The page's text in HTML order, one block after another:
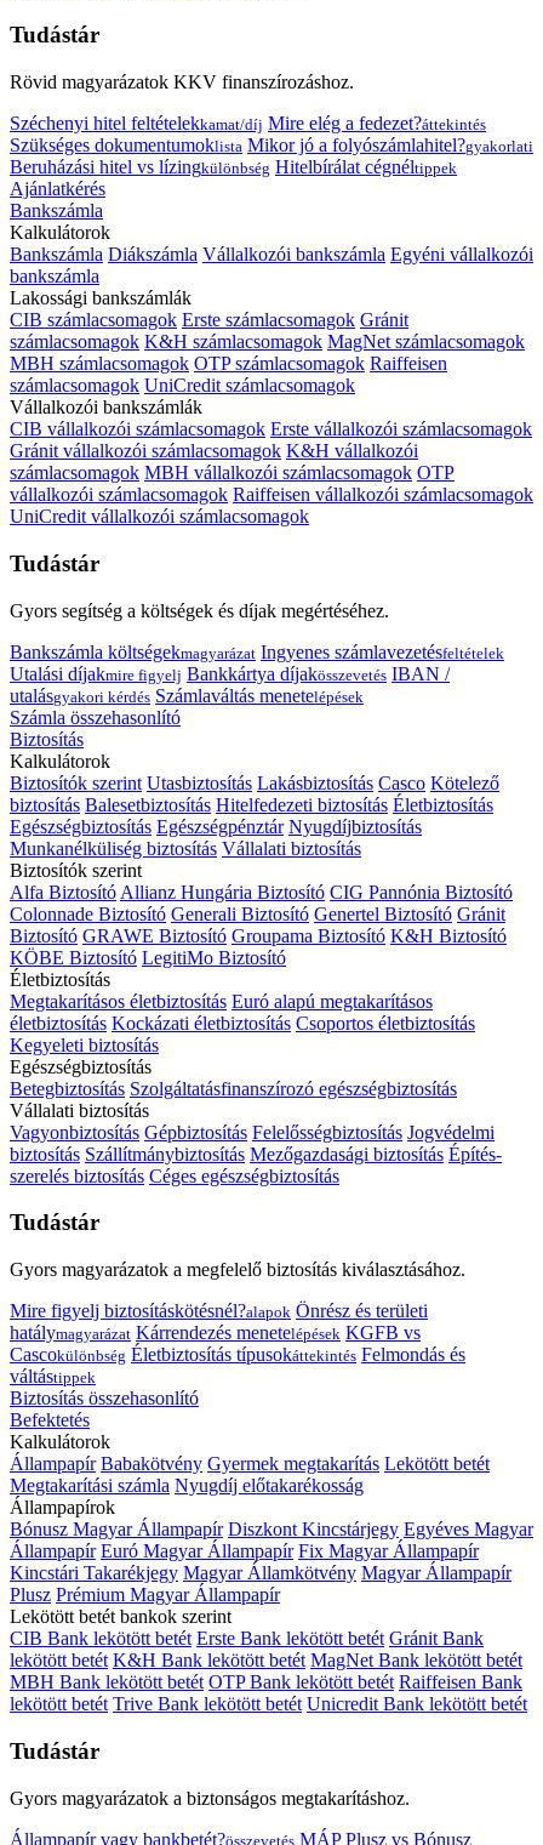
Tudástár
Rövid magyarázatok KKV finanszírozáshoz.
Széchenyi hitel feltételekkamat/díj Mire elég a fedezet?áttekintés
Szükséges dokumentumoklista Mikor jó a folyószámlahitel?gyakorlati
Beruházási hitel vs lízingkülönbség Hitelbírálat cégnéltippek
Ajánlatkérés
Bankszámla
Kalkulátorok
Bankszámla Diákszámla Vállalkozói bankszámla Egyéni vállalkozói
bankszámla
Lakossági bankszámlák
CIB számlacsomagok Erste számlacsomagok Gránit
számlacsomagok K&H számlacsomagok MagNet számlacsomagok
MBH számlacsomagok OTP számlacsomagok Raiffeisen
számlacsomagok UniCredit számlacsomagok
Vállalkozói bankszámlák
CIB vállalkozói számlacsomagok Erste vállalkozói számlacsomagok
Gránit vállalkozói számlacsomagok K&H vállalkozói
számlacsomagok MBH vállalkozói számlacsomagok OTP
vállalkozói számlacsomagok Raiffeisen vállalkozói számlacsomagok
UniCredit vállalkozói számlacsomagok
Tudástár
Gyors segítség a költségek és díjak megértéséhez.
Bankszámla költségekmagyarázat Ingyenes számlavezetésfeltételek
Utalási díjakmire figyelj Bankkártya díjakösszevetés IBAN /
utalásgyakori kérdés Számlaváltás menetelépések
Számla összehasonlító
Biztosítás
Kalkulátorok
Biztosítók szerint Utasbiztosítás Lakásbiztosítás Casco Kötelező
biztosítás Balesetbiztosítás Hitelfedezeti biztosítás Életbiztosítás
Egészségbiztosítás Egészségpénztár Nyugdíjbiztosítás
Munkanélküliség biztosítás Vállalati biztosítás
Biztosítók szerint
Alfa Biztosító Allianz Hungária Biztosító CIG Pannónia Biztosító
Colonnade Biztosító Generali Biztosító Genertel Biztosító Gránit
Biztosító GRAWE Biztosító Groupama Biztosító K&H Biztosító
KÖBE Biztosító LegitiMo Biztosító
Életbiztosítás
Megtakarításos életbiztosítás Euró alapú megtakarításos
életbiztosítás Kockázati életbiztosítás Csoportos életbiztosítás
Kegyeleti biztosítás
Egészségbiztosítás
Betegbiztosítás Szolgáltatásfinanszírozó egészségbiztosítás
Vállalati biztosítás
Vagyonbiztosítás Gépbiztosítás Felelősségbiztosítás Jogvédelmi
biztosítás Szállítmánybiztosítás Mezőgazdasági biztosítás Építés-
szerelés biztosítás Céges egészségbiztosítás
Tudástár
Gyors magyarázatok a megfelelő biztosítás kiválasztásához.
Mire figyelj biztosításkötésnél?alapok Önrész és területi
hatálymagyarázat Kárrendezés menetelépések KGFB vs
Cascokülönbség Életbiztosítás típusokáttekintés Felmondás és
váltástippek
Biztosítás összehasonlító
Befektetés
Kalkulátorok
Állampapír Babakötvény Gyermek megtakarítás Lekötött betét
Megtakarítási számla Nyugdíj előtakarékosság
Állampapírok
Bónusz Magyar Állampapír Diszkont Kincstárjegy Egyéves Magyar
Állampapír Euró Magyar Állampapír Fix Magyar Állampapír
Kincstári Takarékjegy Magyar Államkötvény Magyar Állampapír
Plusz Prémium Magyar Állampapír
Lekötött betét bankok szerint
CIB Bank lekötött betét Erste Bank lekötött betét Gránit Bank
lekötött betét K&H Bank lekötött betét MagNet Bank lekötött betét
MBH Bank lekötött betét OTP Bank lekötött betét Raiffeisen Bank
lekötött betét Trive Bank lekötött betét Unicredit Bank lekötött betét
Tudástár
Gyors magyarázatok a biztonságos megtakarításhoz.
Állampapír vagy bankbetét?összevetés MÁP Plusz vs Bónusz